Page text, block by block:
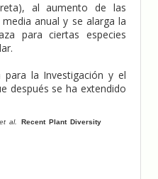
al aumento de las
anual y se alarga la
para ciertas especies
para la Investigación y el
después se ha extendido
et al.
Recent Plant Diversity